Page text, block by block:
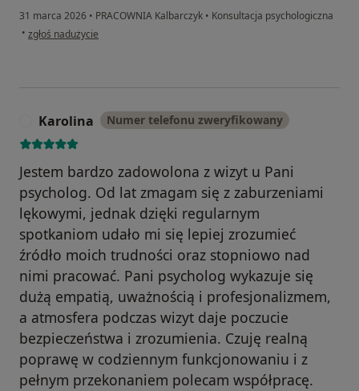
31 marca 2026 • PRACOWNIA Kalbarczyk • Konsultacja psychologiczna
• w opinii użytkownika Joanna
zgłoś nadużycie
Karolina Numer telefonu zweryfikowany
Jestem bardzo zadowolona z wizyt u Pani
psycholog. Od lat zmagam się z zaburzeniami
lękowymi, jednak dzięki regularnym
spotkaniom udało mi się lepiej zrozumieć
źródło moich trudności oraz stopniowo nad
nimi pracować. Pani psycholog wykazuje się
dużą empatią, uważnością i profesjonalizmem,
a atmosfera podczas wizyt daje poczucie
bezpieczeństwa i zrozumienia. Czuję realną
poprawę w codziennym funkcjonowaniu i z
pełnym przekonaniem polecam współpracę.